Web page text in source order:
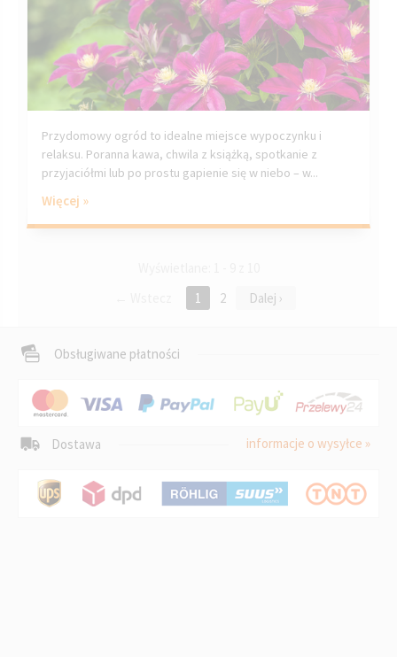
Przydomowy ogród to idealne miejsce wypoczynku i
relaksu. Poranna kawa, chwila z książką, spotkanie z
przyjaciółmi lub po prostu gapienie się w niebo – w...
Więcej »
1 2 Dalej ›
Obsługiwane płatności
Dostawa informacje o wysyłce »